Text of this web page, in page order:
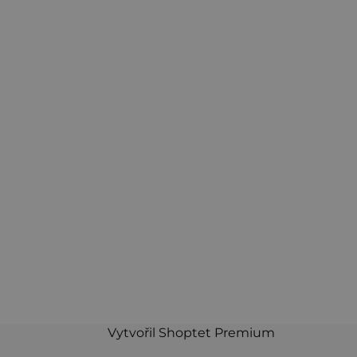
Vytvořil Shoptet Premium